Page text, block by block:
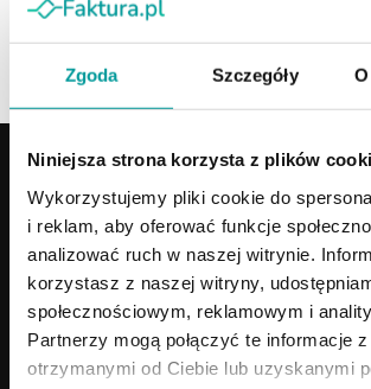
Zgoda Szczegóły
Niniejsza strona korzysta z plików
Wykorzystujemy pliki cookie do
i reklam, aby oferować funkcje
analizować ruch w naszej witrynie.
korzystasz z naszej witryny,
społecznościowym, reklamowym i
Partnerzy mogą połączyć te informacje
otrzymanymi od Ciebie lub uzyskanymi
Księgowość online
Program do faktur
Dla biur rachunkowych